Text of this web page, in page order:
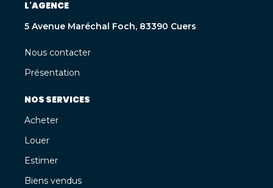
L'AGENCE
5 Avenue Maréchal Foch, 83390 Cuers
Nous contacter
Présentation
NOS SERVICES
Acheter
Louer
Estimer
Biens vendus